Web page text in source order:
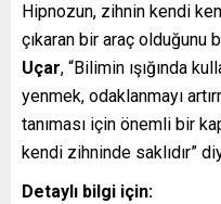
Hipnozun, zihnin kendi
çıkaran bir araç olduğunu
Uçar, “Bilimin ışığında
yenmek, odaklanmayı
tanıması için önemli bir
kendi zihninde saklıdır”
Detaylı bilgi için: